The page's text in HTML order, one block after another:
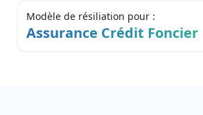
Modèle de résiliation pour :
Assurance Crédit Foncier